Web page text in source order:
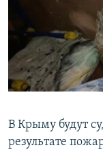
ПОБЕДИТЕЛЕЙ НЕ
ELIFBE
УКРАИНСКАЯ
ПРИСОЕДИНЯЙТЕСЬ!
В Крыму будут
результате